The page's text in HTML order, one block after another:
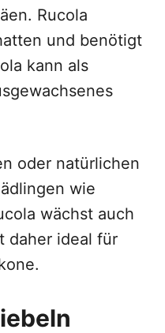
Rucola
und benötigt
kann als
oder natürlichen
wie
wächst auch
daher ideal für